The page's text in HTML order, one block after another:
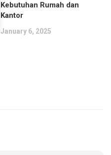
Kebutuhan Rumah dan
Kantor
January 6, 2025